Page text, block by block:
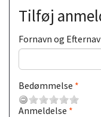
Tilføj
Fornavn og
Bedømmelse
Anmeldelse